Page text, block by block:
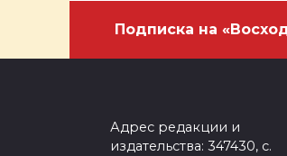
Подписка на
Адрес редакции и
издательства: 347430, с.